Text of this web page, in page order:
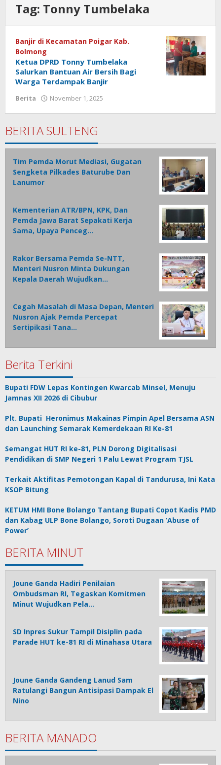
Tag: Tonny Tumbelaka
Banjir di Kecamatan Poigar Kab.
Bolmong
Ketua DPRD Tonny Tumbelaka
Salurkan Bantuan Air Bersih Bagi
Warga Terdampak Banjir
Berita November 1, 2025
BERITA SULTENG
Tim Pemda Morut Mediasi, Gugatan
Sengketa Pilkades Baturube Dan
Lanumor
Kementerian ATR/BPN, KPK, Dan
Pemda Jawa Barat Sepakati Kerja
Sama, Upaya Penceg…
Rakor Bersama Pemda Se-NTT,
Menteri Nusron Minta Dukungan
Kepala Daerah Wujudkan…
Cegah Masalah di Masa Depan, Menteri
Nusron Ajak Pemda Percepat
Sertipikasi Tana…
Berita Terkini
Bupati FDW Lepas Kontingen Kwarcab Minsel, Menuju
Jamnas XII 2026 di Cibubur
Plt. Bupati Heronimus Makainas Pimpin Apel Bersama ASN
dan Launching Semarak Kemerdekaan RI Ke-81
Semangat HUT RI ke-81, PLN Dorong Digitalisasi
Pendidikan di SMP Negeri 1 Palu Lewat Program TJSL
Terkait Aktifitas Pemotongan Kapal di Tandurusa, Ini Kata
KSOP Bitung
KETUM HMI Bone Bolango Tantang Bupati Copot Kadis PMD
dan Kabag ULP Bone Bolango, Soroti Dugaan ‘Abuse of
Power’
BERITA MINUT
Joune Ganda Hadiri Penilaian
Ombudsman RI, Tegaskan Komitmen
Minut Wujudkan Pela…
SD Inpres Sukur Tampil Disiplin pada
Parade HUT ke-81 RI di Minahasa Utara
Joune Ganda Gandeng Lanud Sam
Ratulangi Bangun Antisipasi Dampak El
Nino
BERITA MANADO